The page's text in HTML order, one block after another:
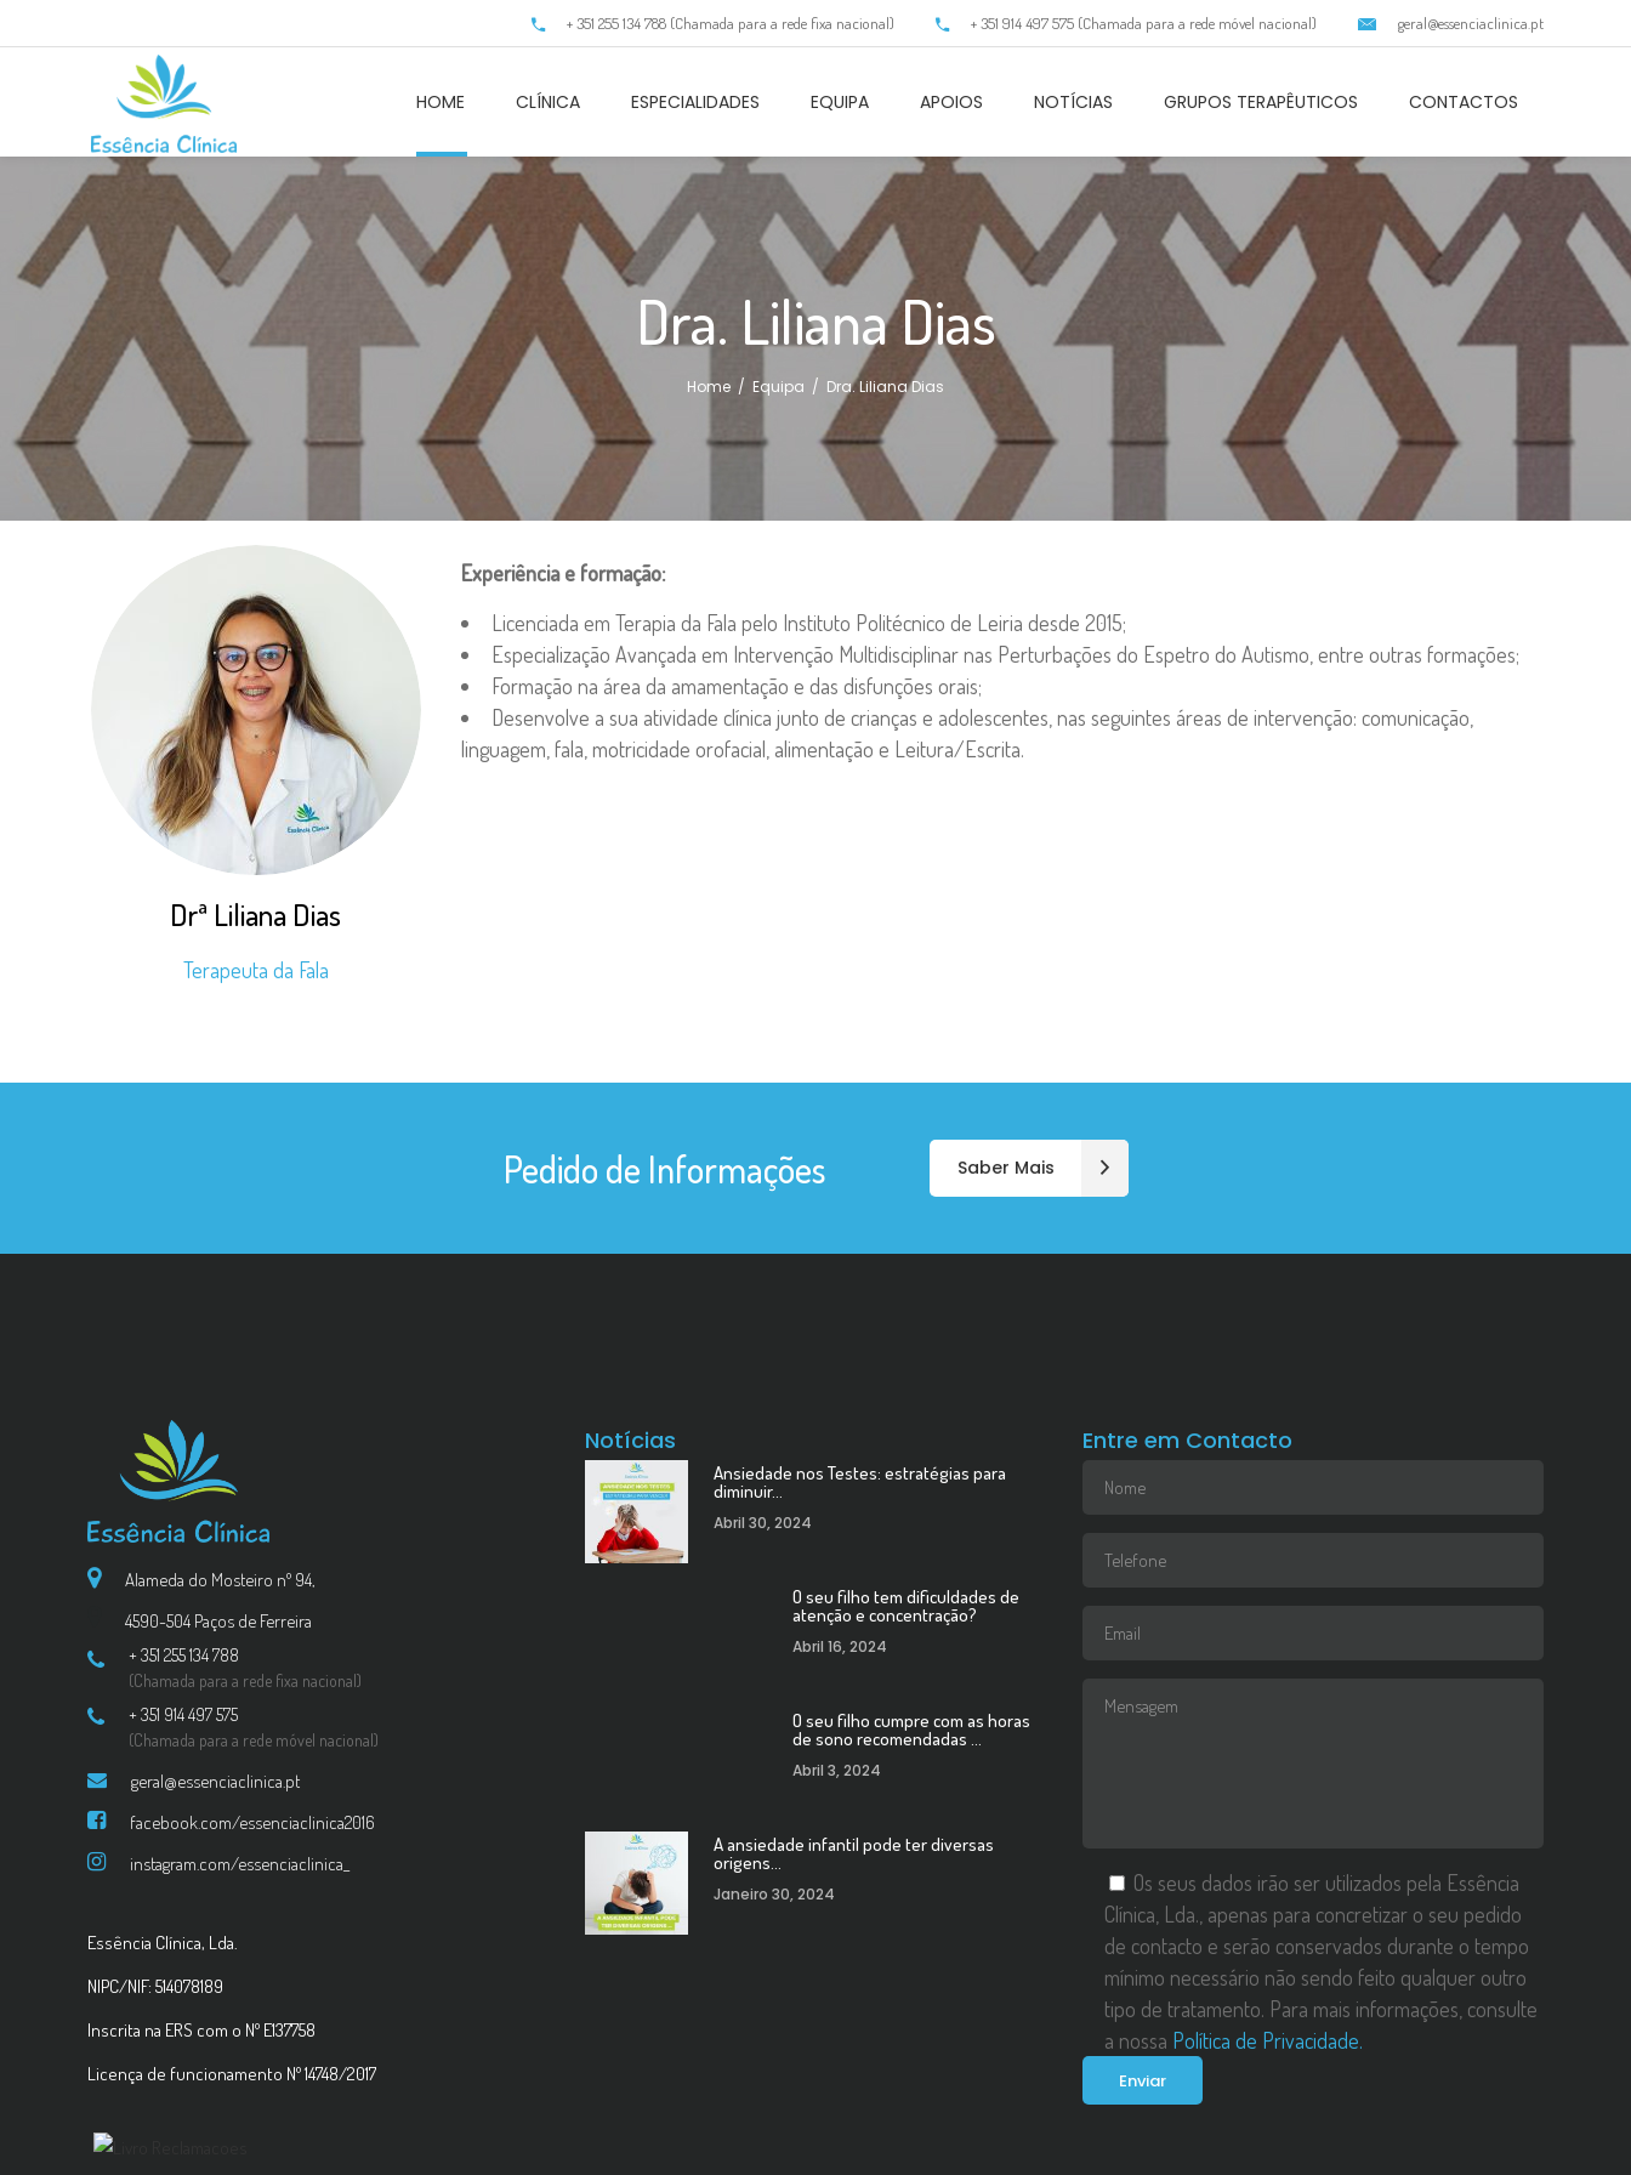
+ 351 255 134 788 (Chamada para a rede fixa nacional) + 351 914 497 575 (Chamada para a rede móvel nacional) geral@essenciaclinica.pt
HOME CLÍNICA ESPECIALIDADES EQUIPA APOIOS NOTÍCIAS GRUPOS TERAPÊUTICOS CONTACTOS
Dra. Liliana Dias
Home / Equipa / Dra. Liliana Dias
Drª Liliana Dias
Terapeuta da Fala
Experiência e formação:
Licenciada em Terapia da Fala pelo Instituto Politécnico de Leiria desde 2015;
Especialização Avançada em Intervenção Multidisciplinar nas Perturbações do Espetro do Autismo, entre outras formações;
Formação na área da amamentação e das disfunções orais;
Desenvolve a sua atividade clínica junto de crianças e adolescentes, nas seguintes áreas de intervenção: comunicação,
linguagem, fala, motricidade orofacial, alimentação e Leitura/Escrita.
Pedido de Informações Saber Mais
Alameda do Mosteiro nº 94,
4590-504 Paços de Ferreira
+ 351 255 134 788
(Chamada para a rede fixa nacional)
+ 351 914 497 575
(Chamada para a rede móvel nacional)
geral@essenciaclinica.pt
facebook.com/essenciaclinica2016
instagram.com/essenciaclinica_
Essência Clínica, Lda.
NIPC/NIF: 514078189
Inscrita na ERS com o Nº E137758
Licença de funcionamento Nº 14748/2017
Notícias
Ansiedade nos Testes: estratégias para
diminuir…
Abril 30, 2024
O seu filho tem dificuldades de
atenção e concentração?
Abril 16, 2024
O seu filho cumpre com as horas
de sono recomendadas …
Abril 3, 2024
A ansiedade infantil pode ter diversas
origens…
Janeiro 30, 2024
Entre em Contacto
Os seus dados irão ser utilizados pela Essência
Clínica, Lda., apenas para concretizar o seu pedido
de contacto e serão conservados durante o tempo
mínimo necessário não sendo feito qualquer outro
tipo de tratamento. Para mais informações, consulte
a nossa Política de Privacidade.